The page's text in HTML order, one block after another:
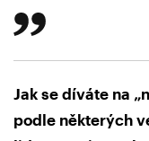
Jak se díváte na
podle některých